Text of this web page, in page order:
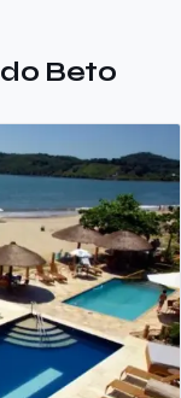
Beto